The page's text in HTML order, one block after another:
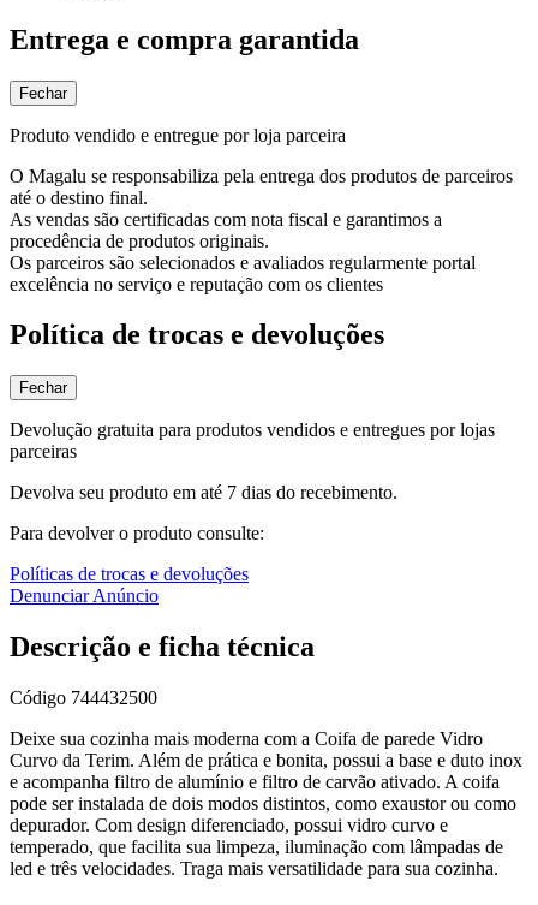
Entrega e compra garantida
Fechar
Produto vendido e entregue por loja parceira
O Magalu se responsabiliza pela entrega dos produtos de parceiros
até o destino final.
As vendas são certificadas com nota fiscal e garantimos a
procedência de produtos originais.
Os parceiros são selecionados e avaliados regularmente portal
excelência no serviço e reputação com os clientes
Política de trocas e devoluções
Fechar
Devolução gratuita para produtos vendidos e entregues por lojas
parceiras
Devolva seu produto em até 7 dias do recebimento.
Para devolver o produto consulte:
Políticas de trocas e devoluções
Denunciar Anúncio
Descrição e ficha técnica
Código 744432500
Deixe sua cozinha mais moderna com a Coifa de parede Vidro
Curvo da Terim. Além de prática e bonita, possui a base e duto inox
e acompanha filtro de alumínio e filtro de carvão ativado. A coifa
pode ser instalada de dois modos distintos, como exaustor ou como
depurador. Com design diferenciado, possui vidro curvo e
temperado, que facilita sua limpeza, iluminação com lâmpadas de
led e três velocidades. Traga mais versatilidade para sua cozinha.